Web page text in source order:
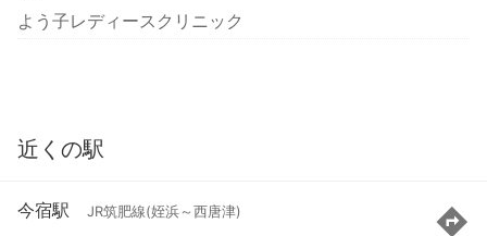
よう子レディースクリニック
近くの駅
今宿駅 JR筑肥線(姪浜～西唐津)